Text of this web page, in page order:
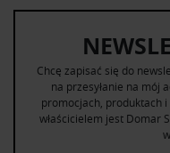
Chcę zapisać się do
na przesyłanie na mój
promocjach, produktach
właścicielem jest Domar